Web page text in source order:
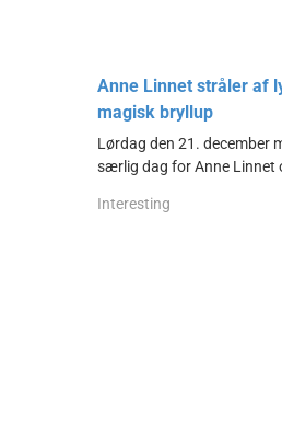
Anne Linnet stråler af
magisk bryllup
Lørdag den 21. december
særlig dag for Anne Linnet
Interesting